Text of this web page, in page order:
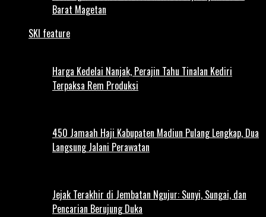
Barat Magetan
SKI feature
Harga Kedelai Nanjak, Perajin Tahu Tinalan Kediri
Terpaksa Rem Produksi
450 Jamaah Haji Kabupaten Madiun Pulang Lengkap, Dua
Langsung Jalani Perawatan
Jejak Terakhir di Jembatan Ngujur: Sunyi, Sungai, dan
Pencarian Berujung Duka